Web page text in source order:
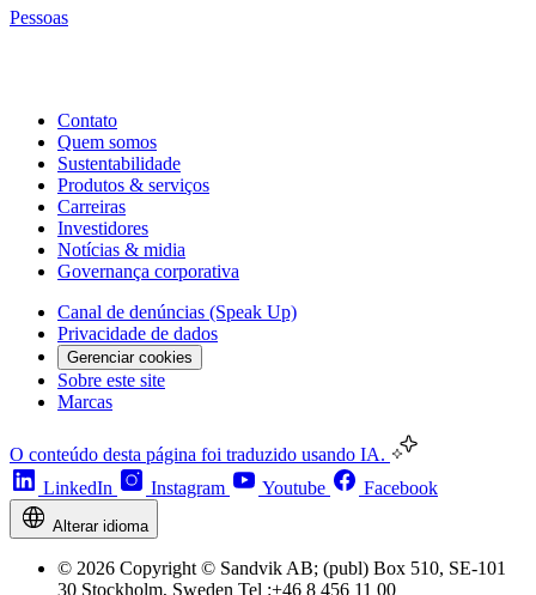
Pessoas
Contato
Quem somos
Sustentabilidade
Produtos & serviços
Carreiras
Investidores
Notícias & midia
Governança corporativa
Canal de denúncias (Speak Up)
Privacidade de dados
Gerenciar cookies
Sobre este site
Marcas
O conteúdo desta página foi traduzido usando IA.
LinkedIn
Instagram Youtube Facebook
Alterar idioma
© 2026 Copyright © Sandvik AB; (publ) Box 510, SE-101
30 Stockholm, Sweden Tel :+46 8 456 11 00